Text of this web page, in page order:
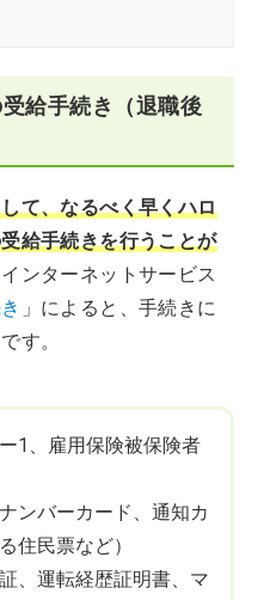
給手続き（退職後
て、なるべく早くハロ
給手続きを行うことが
ンターネットサービス
」によると、手続きに
す。
1、雇用保険被保険者
ンバーカード、通知カ
住民票など）
、運転経歴証明書、マ